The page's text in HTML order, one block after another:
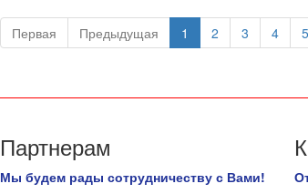
Первая Предыдущая 1 2 3 4 5
Партнерам
Мы будем рады сотрудничеству с Вами!